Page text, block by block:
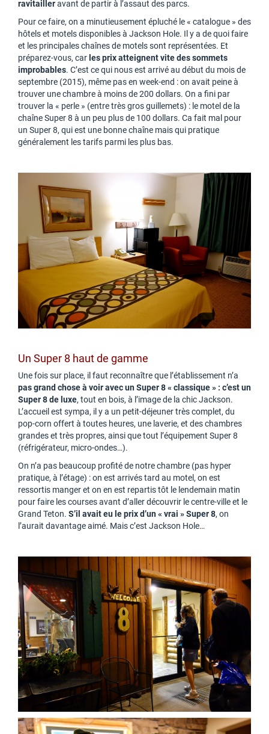
ravitailleravant de partir à l’assaut des parcs.
Pour ce faire, on a minutieusement épluché le « catalogue » des
hôtels et motels disponibles à Jackson Hole. Il y a de quoi faire
et les principales chaînes de motels sont représentées. Et
préparez-vous, car les prix atteignent vite des sommets
improbables. C’est ce qui nous est arrivé au début du mois de
septembre (2015), même pas en week-end : on avait peine à
trouver une chambre à moins de 200 dollars. On a fini par
trouver la « perle » (entre très gros guillemets) : le motel de la
chaîne Super 8 à un peu plus de 100 dollars. Ca fait mal pour
un Super 8, qui est une bonne chaîne mais qui pratique
généralement les tarifs parmi les plus bas.
Un Super 8 haut de gamme
Une fois sur place, il faut reconnaître que l’établissement n’a
pas grand chose à voir avec un Super 8 « classique » : c’est un
Super 8 de luxe, tout en bois, à l’image de la chic Jackson.
L’accueil est sympa, il y a un petit-déjeuner très complet, du
pop-corn offert à toutes heures, une laverie, et des chambres
grandes et très propres, ainsi que tout l’équipement Super 8
(réfrigérateur, micro-ondes…).
On n’a pas beaucoup profité de notre chambre (pas hyper
pratique, à l’étage) : on est arrivés tard au motel, on est
ressortis manger et on en est repartis tôt le lendemain matin
pour faire les courses avant d’aller découvrir le centre-ville et le
Grand Teton. S’il avait eu le prix d’un « vrai » Super 8, on
l’aurait davantage aimé. Mais c’est Jackson Hole…